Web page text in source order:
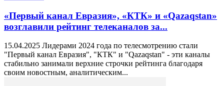
«Первый канал Евразия», «КТК» и «Qazaqstan»
возглавили рейтинг телеканалов за...
15.04.2025 Лидерами 2024 года по телесмотрению стали
"Первый канал Евразия", "КТК" и "Qazaqstan" - эти каналы
стабильно занимали верхние строчки рейтинга благодаря
своим новостным, аналитическим...